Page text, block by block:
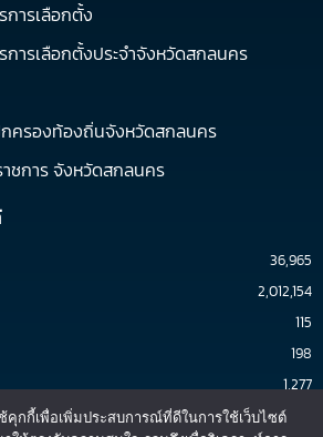
ารเลือกตั้ง
ารเลือกตั้งประจำจังหวัดสกลนคร
ครองท้องถิ่นจังหวัดสกลนคร
ชการ จังหวัดสกลนคร
36,965
2,012,154
115
198
1,277
2,045
คุกกี้เพื่อเพิ่มประสบการณ์ที่ดีในการใช้เว็บไซต์